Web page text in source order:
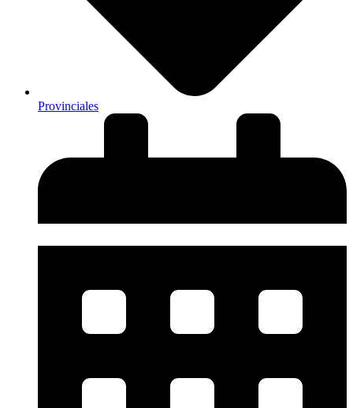
Provinciales